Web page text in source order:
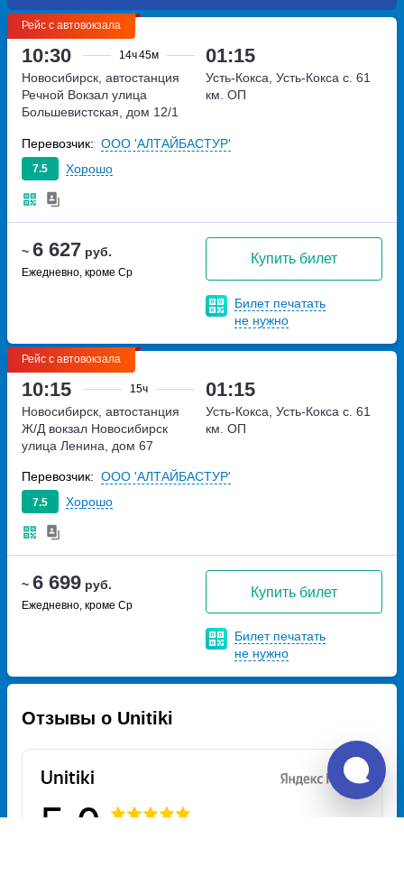
Рейс с автовокзала
10:30 14ч45м 01:15
~ 6 627 руб.
Ежедневно, кроме Ср
Купить билет
Билет печатать
не нужно
Новосибирск, автостанция
Речной Вокзал улица
Большевистская, дом 12/1
Усть-Кокса, Усть-Кокса с. 61
км. ОП
7.5 Хорошо
Перевозчик: ООО 'АЛТАЙБАСТУР'
Рейс с автовокзала
10:15 15ч 01:15
~ 6 699 руб.
Ежедневно, кроме Ср
Купить билет
Билет печатать
не нужно
Новосибирск, автостанция
Ж/Д вокзал Новосибирск
улица Ленина, дом 67
Усть-Кокса, Усть-Кокса с. 61
км. ОП
7.5 Хорошо
Перевозчик: ООО 'АЛТАЙБАСТУР'
Отзывы о Unitiki